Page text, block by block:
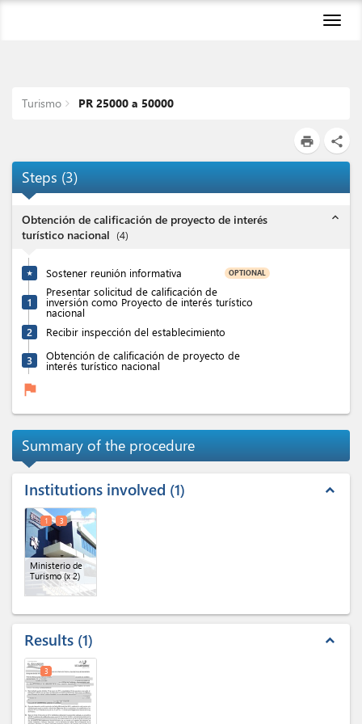
Turismo PR 25000 a 50000
print share
Steps (3)
Obtención de calificación de proyecto de interés
turístico nacional (4)
expand_less
★ Sostener reunión informativa OPTIONAL
1
Presentar solicitud de calificación de
inversión como Proyecto de interés turístico
nacional
2
Recibir inspección del establecimiento
3 Obtención de calificación de proyecto de
interés turístico nacional
flag
Summary of the procedure
Institutions involved 1 expand_less
Ministerio de
Turismo(x 2)
1 3
Results 1 expand_less
3